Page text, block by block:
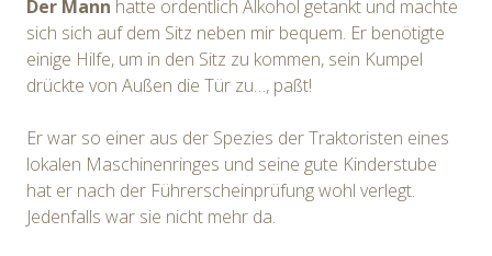
Der Mann hatte ordentlich Alkohol getankt und machte
sich sich auf dem Sitz neben mir bequem. Er benötigte
einige Hilfe, um in den Sitz zu kommen, sein Kumpel
drückte von Außen die Tür zu…, paßt!
Er war so einer aus der Spezies der Traktoristen eines
lokalen Maschinenringes und seine gute Kinderstube
hat er nach der Führerscheinprüfung wohl verlegt.
Jedenfalls war sie nicht mehr da.